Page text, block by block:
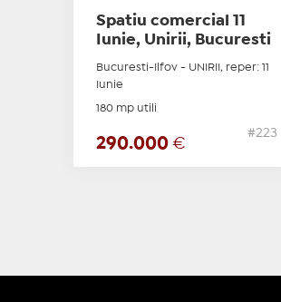
Spatiu comercial 11
Iunie, Unirii, Bucuresti
Bucuresti-Ilfov - UNIRII, reper: 11
Iunie
180 mp utili
290.000 €
#223